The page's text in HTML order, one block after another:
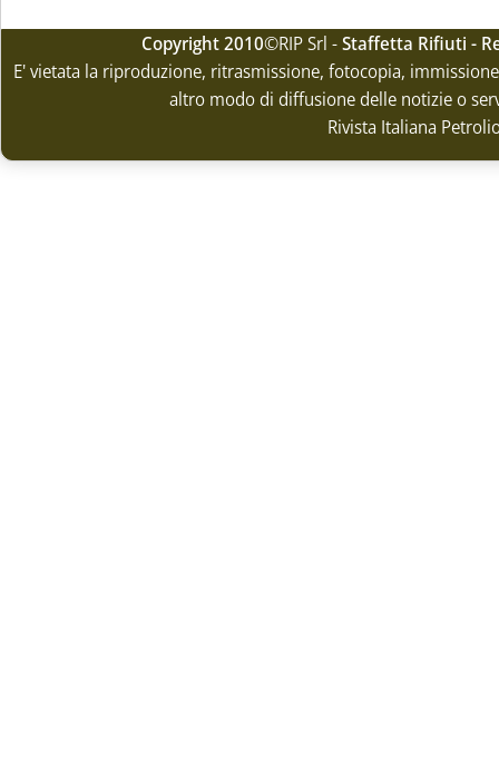
Copyright 2010©RIP Srl -Staffetta Rifiuti -
E' vietata la riproduzione, ritrasmissione, fotocopia,
altro modo di diffusione delle notizie o
Rivista Italiana